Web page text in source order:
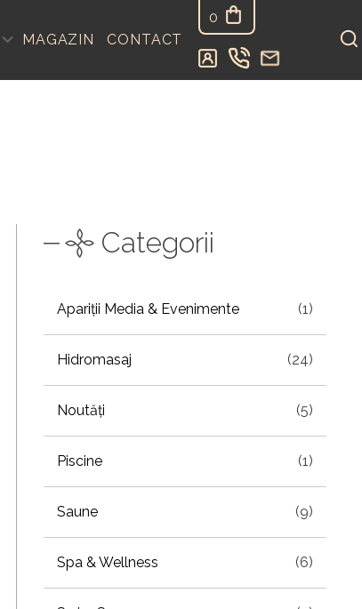
MAGAZIN CONTACT
0
Categorii
Apariții Media & Evenimente (1)
Hidromasaj (24)
Noutăți (5)
Piscine (1)
Saune (9)
Spa & Wellness (6)